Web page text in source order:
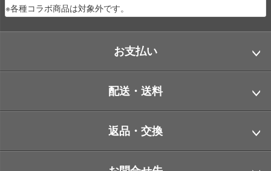
※各種コラボ商品は対象外です。
お支払い
配送・送料
返品・交換